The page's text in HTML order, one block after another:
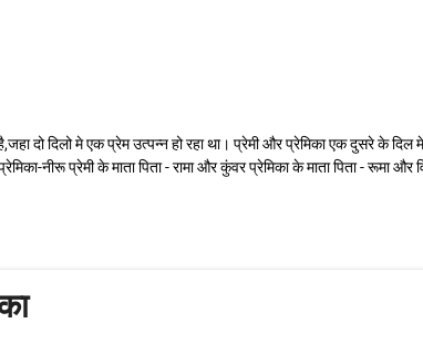
दो दिलो मे एक प्रेम उत्पन्न हो रहा था। प्रेमी और प्रेमिका एक दुसरे के
नीरू प्रेमी के माता पिता - रामा और कुंवर प्रेमिका के माता पिता -